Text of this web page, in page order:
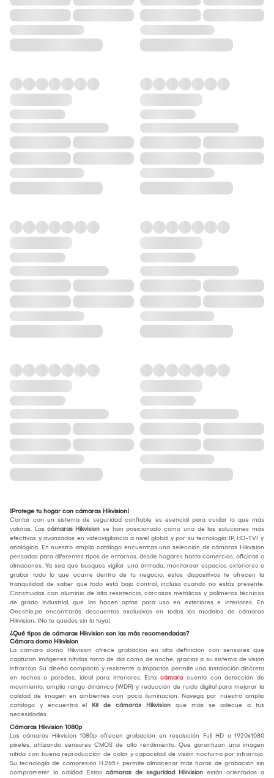
¡Protege tu hogar con cámaras Hikvision!
Contar con un sistema de seguridad confiable es esencial para cuidar lo que más
valoras. Las cámaras Hikvision se han posicionado como una de las soluciones más
efectivas y avanzadas en videovigilancia a nivel global y por su tecnología IP, HD-TVI y
analógica. En nuestro amplio catálogo encuentras una selección de cámaras Hikvision
pensadas para diferentes tipos de entornos, desde hogares hasta comercios, oficinas o
almacenes. Ya sea que busques vigilar una entrada, monitorear espacios exteriores o
grabar todo lo que ocurre dentro de tu negocio, estos dispositivos te ofrecen la
tranquilidad de saber que todo está bajo control, incluso cuando no estás presente.
Construidas con aluminio de alta resistencia, carcasas metálicas y polímeros técnicos
de grado industrial, que las hacen aptas para uso en exteriores e interiores. En
Oecshle.pe encontrarás descuentos exclusivos en todos los modelos de cámaras
Hikvision. ¡No te quedes sin la tuya!
¿Qué tipos de cámaras Hikvision son las más recomendadas?
Cámara domo Hikvision
La cámara domo Hikvision ofrece grabación en alta definición con sensores que
capturan imágenes nítidas tanto de día como de noche, gracias a su sistema de visión
infrarroja. Su diseño compacto y resistente a impactos permite una instalación discreta
en techos o paredes, ideal para interiores. Esta cámara cuenta con detección de
movimiento, amplio rango dinámico (WDR) y reducción de ruido digital para mejorar la
calidad de imagen en ambientes con poca iluminación. Navega por nuestro amplio
catálogo y encuentra el Kit de cámaras Hikvision que más se adecue a tus
necesidades.
Cámaras Hikvision 1080p
Las cámaras Hikvision 1080p ofrecen grabación en resolución Full HD a 1920x1080
píxeles, utilizando sensores CMOS de alto rendimiento. Que garantizan una imagen
nítida con buena reproducción de color y capacidad de visión nocturna por infrarrojo.
Su tecnología de compresión H.265+ permite almacenar más horas de grabación sin
comprometer la calidad. Estas cámaras de seguridad Hikvision están orientadas a